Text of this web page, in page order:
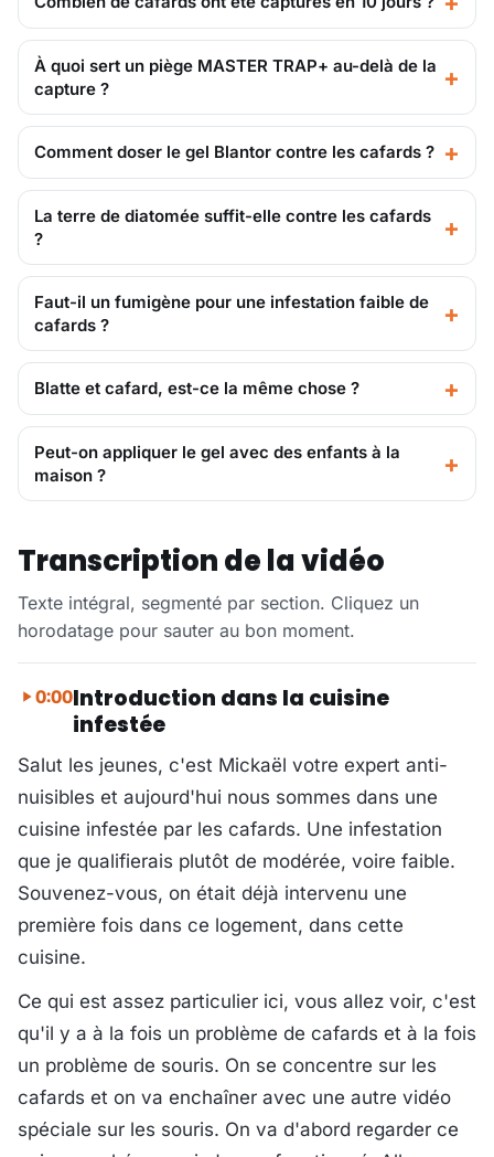
À quoi sert un piège MASTER TRAP+ au-delà de la
capture ?
Comment doser le gel Blantor contre les cafards ?
La terre de diatomée suffit-elle contre les cafards
?
Faut-il un fumigène pour une infestation faible de
cafards ?
Blatte et cafard, est-ce la même chose ?
Peut-on appliquer le gel avec des enfants à la
maison ?
Transcription de la vidéo
Texte intégral, segmenté par section. Cliquez un
horodatage pour sauter au bon moment.
0:00Introduction dans la cuisine
infestée
Salut les jeunes, c'est Mickaël votre expert anti-
nuisibles et aujourd'hui nous sommes dans une
cuisine infestée par les cafards. Une infestation
que je qualifierais plutôt de modérée, voire faible.
Souvenez-vous, on était déjà intervenu une
première fois dans ce logement, dans cette
cuisine.
Ce qui est assez particulier ici, vous allez voir, c'est
qu'il y a à la fois un problème de cafards et à la fois
un problème de souris. On se concentre sur les
cafards et on va enchaîner avec une autre vidéo
spéciale sur les souris. On va d'abord regarder ce